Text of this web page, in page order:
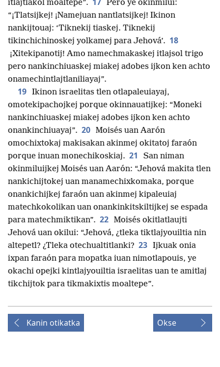
itlajtlakol moaltepe”.
Pero ye okinmilui:
“¡Tlatsijkej! ¡Namejuan nantlatsijkej! Ikinon
nankijtouaj: ‘Tiknekij tiaskej. Tiknekij
tikinchichinoskej yolkamej para Jehová’. 18
¡Xitekipanotij! Amo namechmakaskej itlajsol trigo
pero nankinchiuaskej miakej adobes ijkon ken achto
onamechintlajtlaniliayaj”.
19 Ikinon israelitas tlen otlapaleuiayaj,
omotekipachojkej porque okinnauatijkej: “Moneki
nankinchiuaskej miakej adobes ijkon ken achto
onankinchiuayaj”. 20 Moisés uan Aarón
omochixtokaj makisakan akinmej okitatoj faraón
porque inuan monechikoskiaj. 21
San niman
okinmiluijkej Moisés uan Aarón: “Jehová makita tlen
nankichijtokej uan manamechixkomaka, porque
onankichijkej faraón uan akinmej kipaleuiaj
matechkokolikan uan onankinkitskiltijkej se espada
para matechmiktikan”. 22 Moisés okitlatlaujti
Jehová uan okilui: “Jehová, ¿tleka tiktlajyouiltia nin
altepetl? ¿Tleka otechualtitlanki? 23 Ijkuak onia
ixpan faraón para mopatka iuan nimotlapouis, ye
okachi opejki kintlajyouiltia israelitas uan te amitlaj
tikchijtok para tikmakixtis moaltepe”.
Kanin otikatka Okse